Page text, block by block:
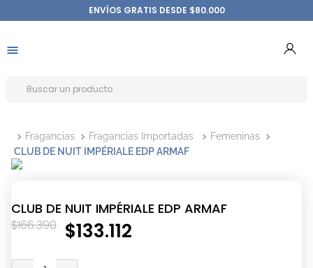
ENVÍOS GRATIS DESDE $80.000
Fragancias Fragancias Importadas
Femeninas
CLUB DE NUIT IMPÉRIALE EDP ARMAF
CLUB DE NUIT IMPÉRIALE EDP ARMAF
$166.390 $133.112